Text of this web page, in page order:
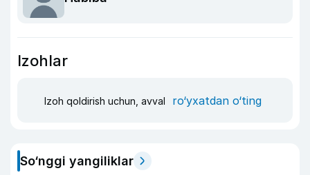
Izohlar
Izoh qoldirish uchun, avval ro‘yxatdan o‘ting
So‘nggi yangiliklar